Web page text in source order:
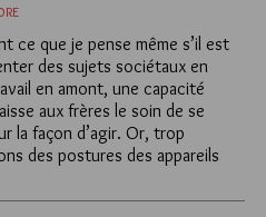
ce que je pense même s’il est
des sujets sociétaux en
en amont, une capacité
aux frères le soin de se
la façon d’agir. Or, trop
des postures des appareils